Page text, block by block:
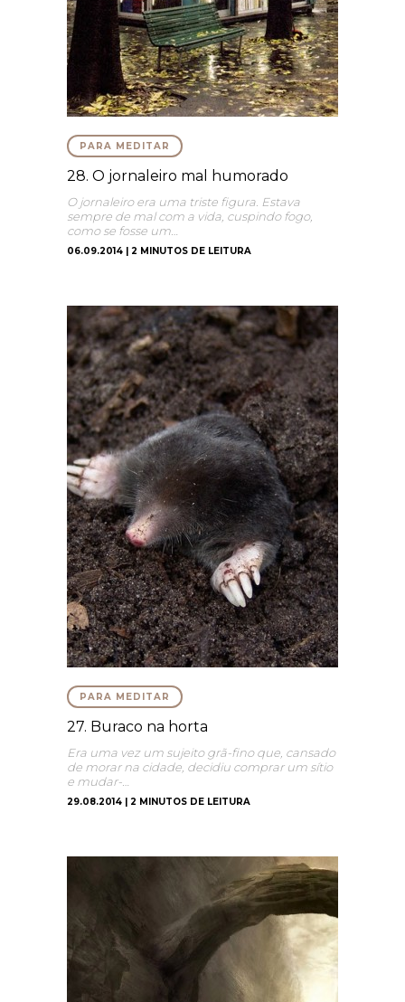
PARA MEDITAR
28. O jornaleiro mal humorado
O jornaleiro era uma triste figura. Estava
sempre de mal com a vida, cuspindo fogo,
como se fosse um…
06.09.2014 | 2 MINUTOS DE LEITURA
PARA MEDITAR
27. Buraco na horta
Era uma vez um sujeito grã-fino que, cansado
de morar na cidade, decidiu comprar um sítio
e mudar-…
29.08.2014 | 2 MINUTOS DE LEITURA